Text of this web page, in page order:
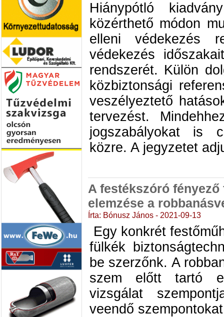
Hiánypótló
közérthető módon
elleni védekezés
védekezés
rendszerét. Külön
közbiztonsági
veszélyeztető
tervezést.
jogszabályokat is
közre. A jegyzetet
A festékszóró
elemzése a
Írta: Bónusz János - 2021-09-13
Egy konkrét
fülkék
be szerzőnk. A
szem előtt tartó
vizsgálat
veendő